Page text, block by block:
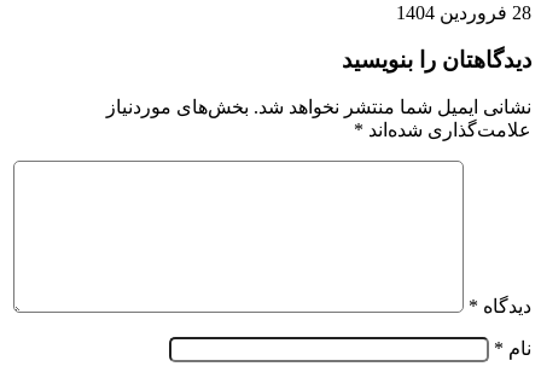
28 فروردین 1404
دیدگاهتان را بنویسید
نشانی ایمیل شما منتشر نخواهد شد. بخش‌های موردنیاز
علامت‌گذاری شده‌اند *
دیدگاه *
نام *